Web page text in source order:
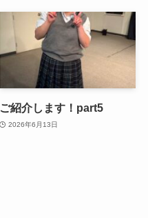
ご紹介します！part5
2026年6月13日